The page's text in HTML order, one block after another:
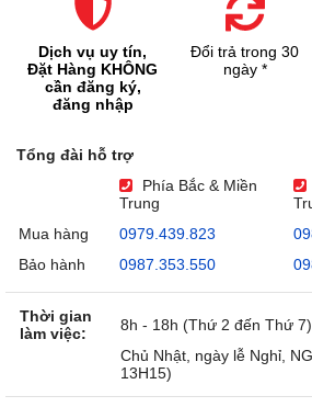
Dịch vụ uy tín,
Đặt Hàng KHÔNG
cần đăng ký,
đăng nhập
Đổi trả trong 30
ngày *
Tổng đài hỗ trợ
Phía Bắc & Miền
Trung
Mua hàng
0979.439.823
Bảo hành
0987.353.550
Thời gian
làm việc:
8h - 18h (Thứ 2 đến Thứ 7)
Chủ Nhật, ngày lễ Nghỉ,
13H15)